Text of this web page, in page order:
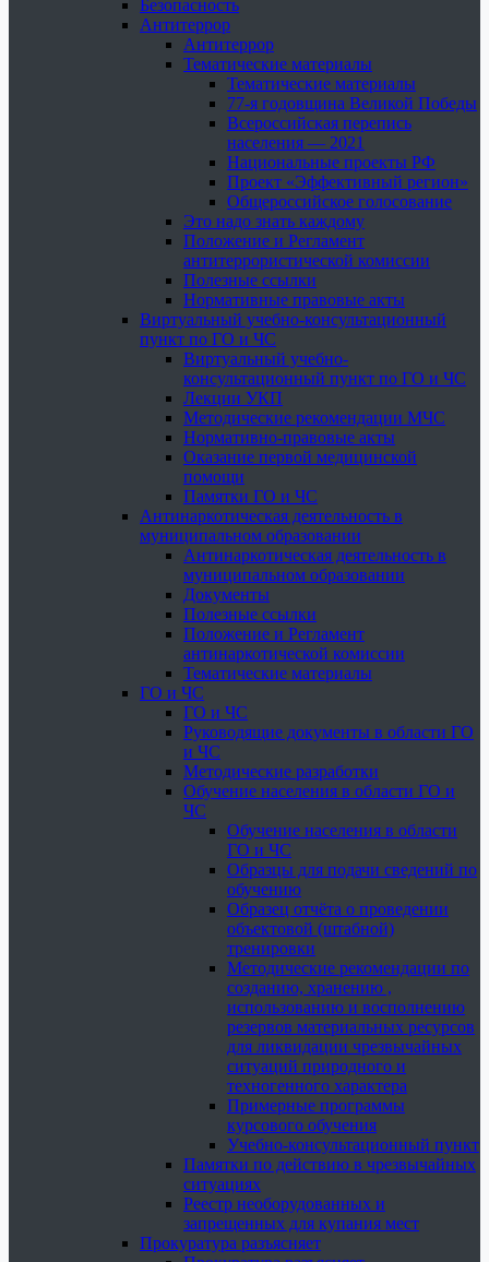
Безопасность
Антитеррор
Антитеррор
Тематические материалы
Тематические материалы
77-я годовщина Великой Победы
Всероссийская перепись
населения — 2021
Национальные проекты РФ
Проект «Эффективный регион»
Общероссийское голосование
Это надо знать каждому
Положение и Регламент
антитеррористической комиссии
Полезные ссылки
Нормативные правовые акты
Виртуальный учебно-консультационный
пункт по ГО и ЧС
Виртуальный учебно-
консультационный пункт по ГО и ЧС
Лекции УКП
Методические рекомендации МЧС
Нормативно-правовые акты
Оказание первой медицинской
помощи
Памятки ГО и ЧС
Антинаркотическая деятельность в
муниципальном образовании
Антинаркотическая деятельность в
муниципальном образовании
Документы
Полезные ссылки
Положение и Регламент
антинаркотической комиссии
Тематические материалы
ГО и ЧС
ГО и ЧС
Руководящие документы в области ГО
и ЧС
Методические разработки
Обучение населения в области ГО и
ЧС
Обучение населения в области
ГО и ЧС
Образцы для подачи сведений по
обучению
Образец отчёта о проведении
объектовой (штабной)
тренировки
Методические рекомендации по
созданию, хранению ,
использованию и восполнению
резервов материальных ресурсов
для ликвидации чрезвычайных
ситуаций природного и
техногенного характера
Примерные программы
курсового обучения
Учебно-консультационный пункт
Памятки по действию в чрезвычайных
ситуациях
Реестр необорудованных и
запрещенных для купания мест
Прокуратура разъясняет